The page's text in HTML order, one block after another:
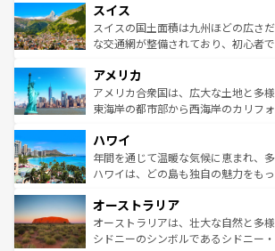
れる地方に足を運ぶとそれぞれで全
きるだろう。 なお、新着のフラン
を参照してほしい。
は、お酒好きな人にはぜひ体験してほしい。 なお
ドイツ情報はコンテンツ一覧を参照
リアごとに異なる魅力がある。また
ティー、ビール好きにはたまらない
戦など、本場だからこそできる体験
ンツ一覧を参照してほしい。
スイス
スイスの国土面積は九州ほどの広さ
な交通網が整備されており、初心者
の建物がそのまま残る町や、スイスな
博物館もあり、アルプス観光だけで
ことができる。国民の所得が高いた
ば市内交通費無料で観光を楽しむこともでき
着のスイス情報はコンテンツ一覧 を
アメリカ
アメリカ合衆国は、広大な土地と多
東海岸の都市部から西海岸のカリフ
のような巨大都市は、観光、ショッピ
ンメントが詰まった刺激的なスポッ
西部には大自然が広がり、グランド
部のニューオーリンズでは、音楽と美
文化が魅力。旅行者はアメリカの各地
しみながら、その多様性と豊かな歴
ハワイ
年間を通じて温暖な気候に恵まれ、
ハワイは、どの島も独自の魅力をも
ワイ島は見逃せない。また、定番の観
島だが、静かな自然を求めるならマ
おすすめ。エメラルドグリーンに輝
オーストラリア
オーストラリアは、壮大な自然と多
シドニーのシンボルであるシドニー